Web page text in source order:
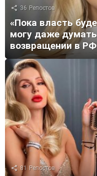
36 Репостов
«Пока власть
могу даже
возвращении в РФ
81 Репостов